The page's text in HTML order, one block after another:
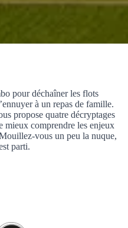
pour déchaîner les flots
à un repas de famille.
propose quatre décryptages
mieux comprendre les enjeux
vous un peu la nuque,
parti.